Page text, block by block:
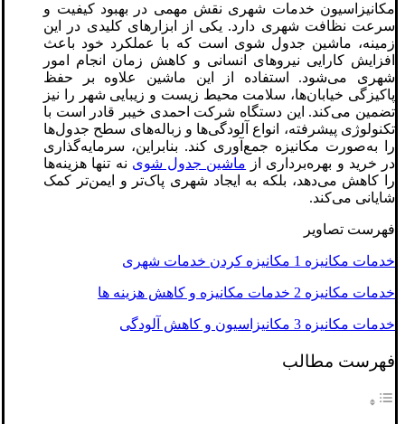
مکانیزاسیون خدمات شهری نقش مهمی در بهبود کیفیت و
سرعت نظافت شهری دارد. یکی از ابزارهای کلیدی در این
زمینه، ماشین جدول شوی است که با عملکرد خود باعث
افزایش کارایی نیروهای انسانی و کاهش زمان انجام امور
شهری می‌شود. استفاده از این ماشین علاوه بر حفظ
پاکیزگی خیابان‌ها، سلامت محیط زیست و زیبایی شهر را نیز
تضمین می‌کند. این دستگاه شرکت احمدی خیبر قادر است با
تکنولوژی پیشرفته، انواع آلودگی‌ها و زباله‌های سطح جدول‌ها
را به‌صورت مکانیزه جمع‌آوری کند. بنابراین، سرمایه‌گذاری
در خرید و بهره‌برداری از ماشین جدول شوی نه تنها هزینه‌ها
را کاهش می‌دهد، بلکه به ایجاد شهری پاک‌تر و ایمن‌تر کمک
شایانی می‌کند.
فهرست تصاویر
خدمات مکانیزه 1 مکانیزه کردن خدمات شهری
خدمات مکانیزه 2 خدمات مکانیزه و کاهش هزینه ها
خدمات مکانیزه 3 مکانیزاسیون و کاهش آلودگی
فهرست مطالب